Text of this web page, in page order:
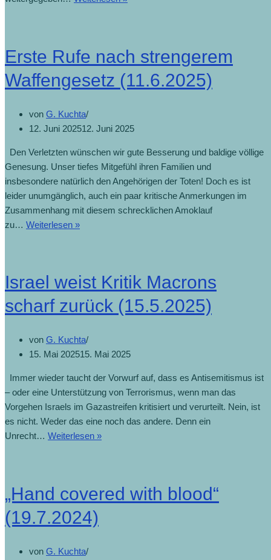
Erste Rufe nach strengerem
Waffengesetz (11.6.2025)
von G. Kuchta
12. Juni 202512. Juni 2025
Den Verletzten wünschen wir gute Besserung und baldige völlige
Genesung. Unser tiefes Mitgefühl ihren Familien und
insbesondere natürlich den Angehörigen der Toten! Doch es ist
leider unumgänglich, auch ein paar kritische Anmerkungen im
Zusammenhang mit diesem schrecklichen Amoklauf
zu… Weiterlesen »
Israel weist Kritik Macrons
scharf zurück (15.5.2025)
von G. Kuchta
15. Mai 202515. Mai 2025
Immer wieder taucht der Vorwurf auf, dass es Antisemitismus ist
– oder eine Unterstützung von Terrorismus, wenn man das
Vorgehen Israels im Gazastreifen kritisiert und verurteilt. Nein, ist
es nicht. Weder das eine noch das andere. Denn ein
Unrecht… Weiterlesen »
„Hand covered with blood“
(19.7.2024)
von G. Kuchta